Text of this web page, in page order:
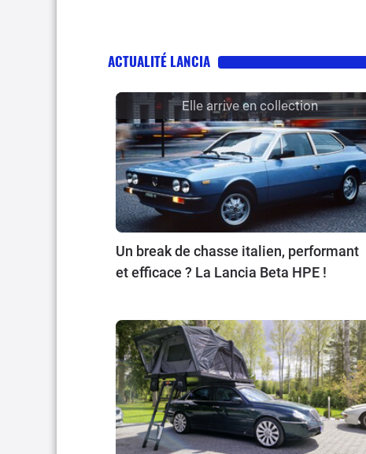
ACTUALITÉ LANCIA
Elle arrive en collection
Un break de chasse italien, performant
et efficace ? La Lancia Beta HPE !